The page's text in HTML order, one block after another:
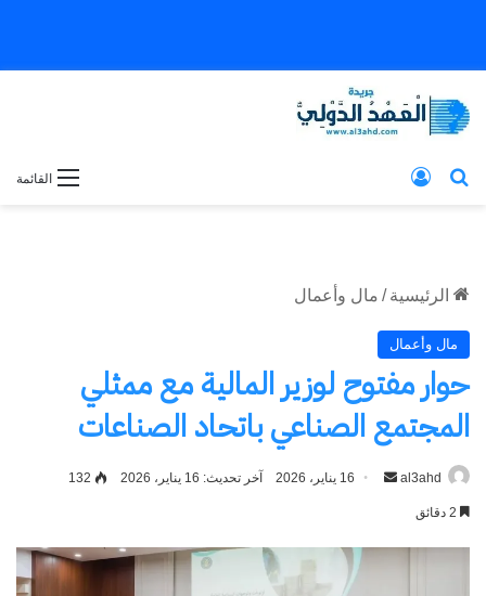
القائمة بحث عن
الرئيسية / مال وأعمال
مال وأعمال
حوار مفتوح لوزير المالية مع ممثلي
المجتمع الصناعي باتحاد الصناعات
al3ahd
أرسل 16 يناير، 2026 آخر تحديث: 16 يناير، 2026 132